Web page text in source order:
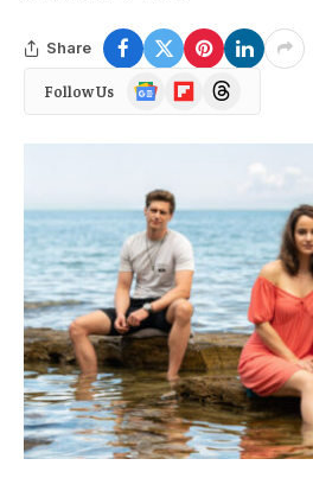
Share
Follow Us
Google
News
FlipboardThreads